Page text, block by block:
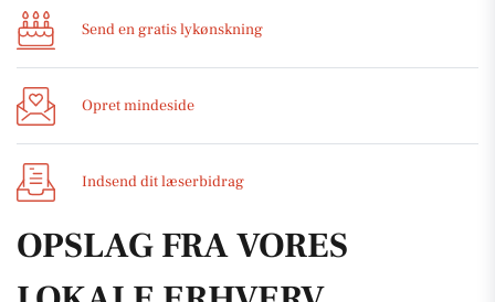
Send en gratis lykønskning
Opret mindeside
Indsend dit læserbidrag
OPSLAG FRA VORES